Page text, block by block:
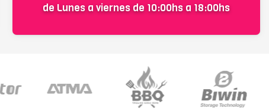
de Lunes a viernes de 10:00hs a 18:00hs